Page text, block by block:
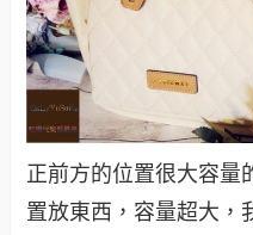
正前方的位置很大容量
置放東西，容量超大，